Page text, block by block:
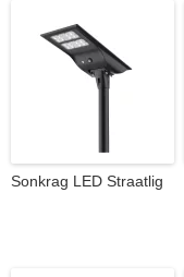
Sonkrag LED Straatlig